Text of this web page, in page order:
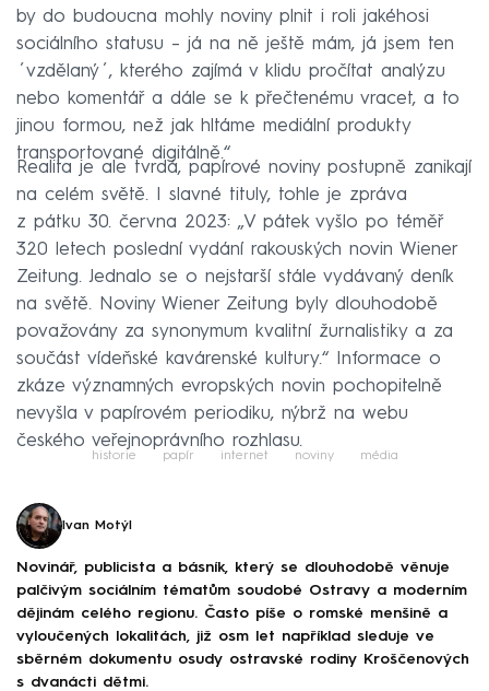
by do budoucna mohly noviny plnit i roli jakéhosi
sociálního statusu – já na ně ještě mám, já jsem ten
´vzdělaný´, kterého zajímá v klidu pročítat analýzu
nebo komentář a dále se k přečtenému vracet, a to
jinou formou, než jak hltáme mediální produkty
transportované digitálně.“
Realita je ale tvrdá, papírové noviny postupně zanikají
na celém světě. I slavné tituly, tohle je zpráva
z pátku 30. června 2023: „V pátek vyšlo po téměř
320 letech poslední vydání rakouských novin Wiener
Zeitung. Jednalo se o nejstarší stále vydávaný deník
na světě. Noviny Wiener Zeitung byly dlouhodobě
považovány za synonymum kvalitní žurnalistiky a za
součást vídeňské kavárenské kultury.“ Informace o
zkáze významných evropských novin pochopitelně
nevyšla v papírovém periodiku, nýbrž na webu
českého veřejnoprávního rozhlasu.
historie papír internet noviny média
Ivan Motýl
Novinář, publicista a básník, který se dlouhodobě věnuje
palčivým sociálním tématům soudobé Ostravy a moderním
dějinám celého regionu. Často píše o romské menšině a
vyloučených lokalitách, již osm let například sleduje ve
sběrném dokumentu osudy ostravské rodiny Kroščenových
s dvanácti dětmi.